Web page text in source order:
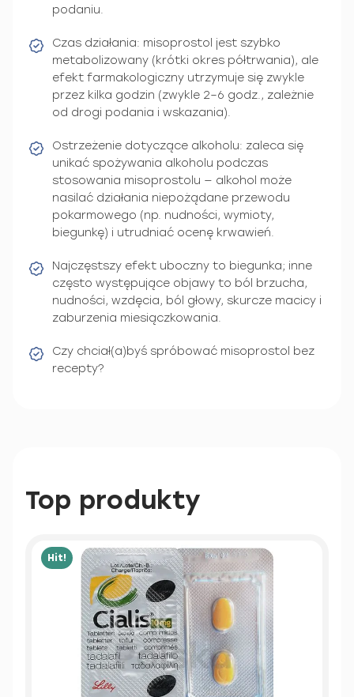
podaniu.
Czas działania: misoprostol jest szybko
metabolizowany (krótki okres półtrwania), ale
efekt farmakologiczny utrzymuje się zwykle
przez kilka godzin (zwykle 2–6 godz., zależnie
od drogi podania i wskazania).
Ostrzeżenie dotyczące alkoholu: zaleca się
unikać spożywania alkoholu podczas
stosowania misoprostolu — alkohol może
nasilać działania niepożądane przewodu
pokarmowego (np. nudności, wymioty,
biegunkę) i utrudniać ocenę krwawień.
Najczęstszy efekt uboczny to biegunka; inne
często występujące objawy to ból brzucha,
nudności, wzdęcia, ból głowy, skurcze macicy i
zaburzenia miesiączkowania.
Czy chciał(a)byś spróbować misoprostol bez
recepty?
Top produkty
Hit!